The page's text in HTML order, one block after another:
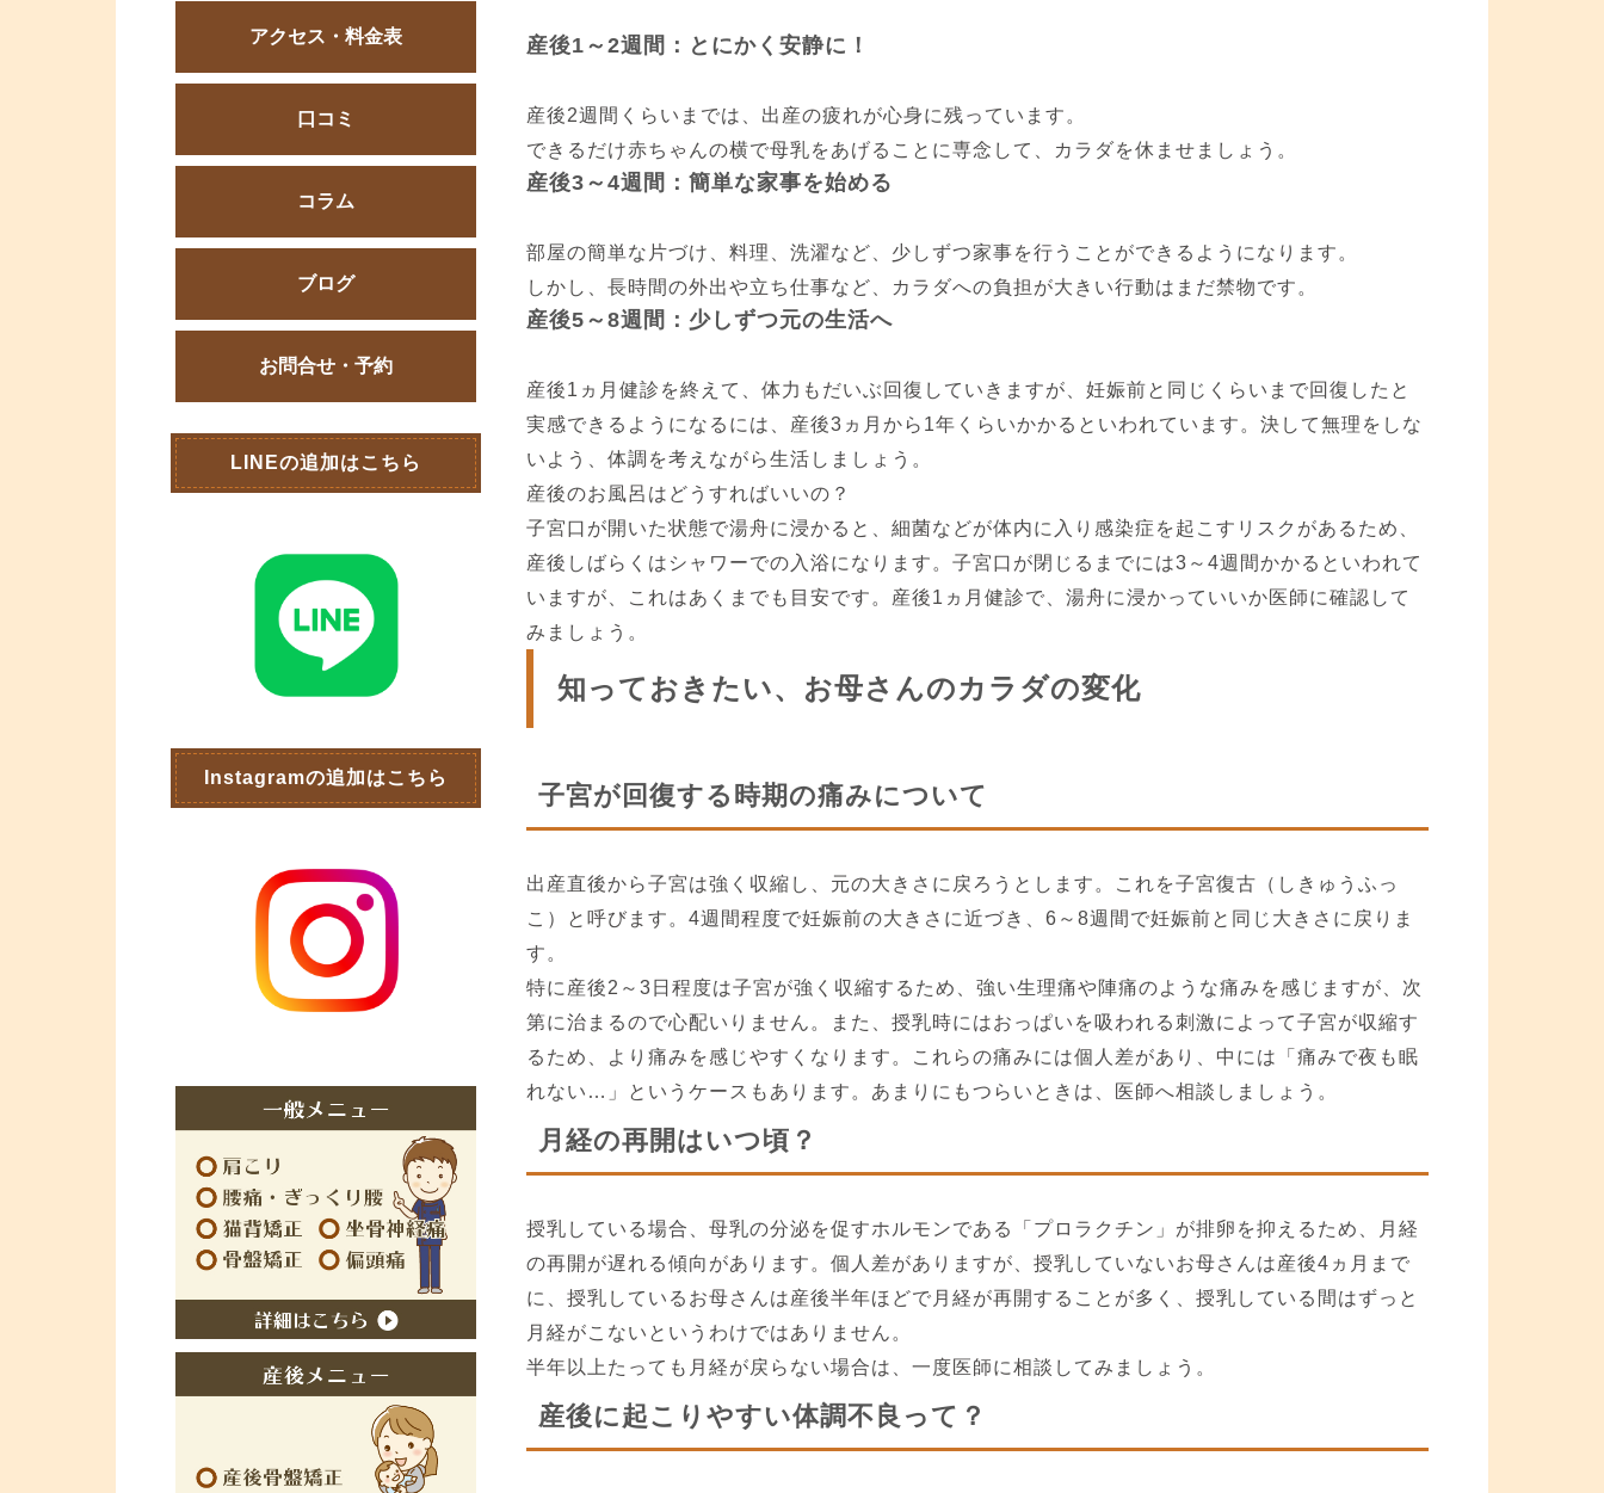
産後1～2週間：とにかく安静に！
産後2週間くらいまでは、出産の疲れが心身に残っています。
できるだけ赤ちゃんの横で母乳をあげることに専念して、カラダを休ませましょう。
産後3～4週間：簡単な家事を始める
部屋の簡単な片づけ、料理、洗濯など、少しずつ家事を行うことができるようになります。
しかし、長時間の外出や立ち仕事など、カラダへの負担が大きい行動はまだ禁物です。
産後5～8週間：少しずつ元の生活へ
産後1ヵ月健診を終えて、体力もだいぶ回復していきますが、妊娠前と同じくらいまで回復したと
実感できるようになるには、産後3ヵ月から1年くらいかかるといわれています。決して無理をしな
いよう、体調を考えながら生活しましょう。
産後のお風呂はどうすればいいの？
子宮口が開いた状態で湯舟に浸かると、細菌などが体内に入り感染症を起こすリスクがあるため、
産後しばらくはシャワーでの入浴になります。子宮口が閉じるまでには3～4週間かかるといわれて
いますが、これはあくまでも目安です。産後1ヵ月健診で、湯舟に浸かっていいか医師に確認して
みましょう。
知っておきたい、お母さんのカラダの変化
子宮が回復する時期の痛みについて
出産直後から子宮は強く収縮し、元の大きさに戻ろうとします。これを子宮復古（しきゅうふっ
こ）と呼びます。4週間程度で妊娠前の大きさに近づき、6～8週間で妊娠前と同じ大きさに戻りま
す。
特に産後2～3日程度は子宮が強く収縮するため、強い生理痛や陣痛のような痛みを感じますが、次
第に治まるので心配いりません。また、授乳時にはおっぱいを吸われる刺激によって子宮が収縮す
るため、より痛みを感じやすくなります。これらの痛みには個人差があり、中には「痛みで夜も眠
れない…」というケースもあります。あまりにもつらいときは、医師へ相談しましょう。
月経の再開はいつ頃？
授乳している場合、母乳の分泌を促すホルモンである「プロラクチン」が排卵を抑えるため、月経
の再開が遅れる傾向があります。個人差がありますが、授乳していないお母さんは産後4ヵ月まで
に、授乳しているお母さんは産後半年ほどで月経が再開することが多く、授乳している間はずっと
月経がこないというわけではありません。
半年以上たっても月経が戻らない場合は、一度医師に相談してみましょう。
産後に起こりやすい体調不良って？
アクセス・料金表
口コミ
コラム
ブログ
お問合せ・予約
LINEの追加はこちら
Instagramの追加はこちら